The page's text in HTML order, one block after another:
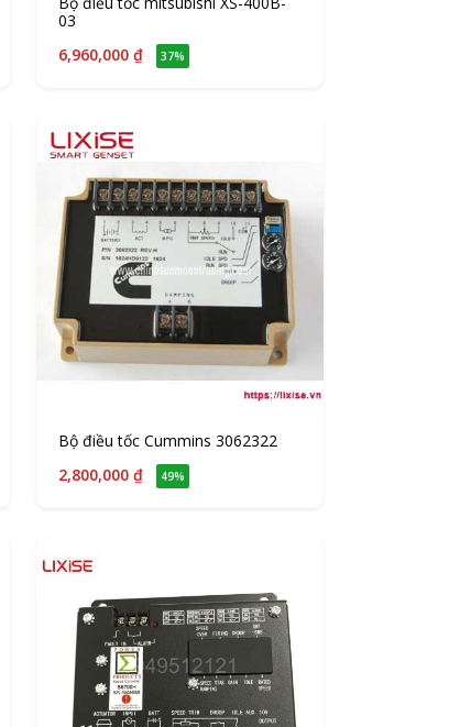
03
6,960,000 ₫
37%
Bộ điều tốc Cummins 3062322
2,800,000 ₫
49%